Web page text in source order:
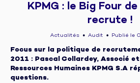
KPMG : le Big Four
recrute !
Actualités ● Audit ● Publié le
Focus sur la politique de
2011 : Pascal Collardey, Associé
Ressources Humaines KPMG S.A
questions.